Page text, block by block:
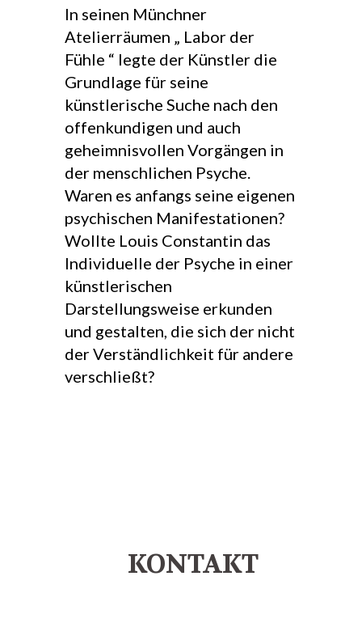
In seinen Münchner
Atelierräumen „ Labor der
Fühle “ legte der Künstler die
Grundlage für seine
künstlerische Suche nach den
offenkundigen und auch
geheimnisvollen Vorgängen in
der menschlichen Psyche.
Waren es anfangs seine eigenen
psychischen Manifestationen?
Wollte Louis Constantin das
Individuelle der Psyche in einer
künstlerischen
Darstellungsweise erkunden
und gestalten, die sich der nicht
der Verständlichkeit für andere
verschließt?
KONTAKT